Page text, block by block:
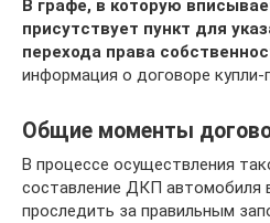
В графе, в которую
присутствует пункт для
перехода права
информация о договоре купли-
Общие моменты
В процессе осуществления
составление ДКП автомобиля
проследить за правильным